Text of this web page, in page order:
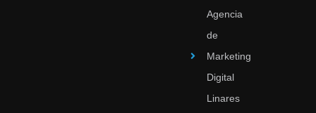
Agencia
de
Marketing
Digital
Linares